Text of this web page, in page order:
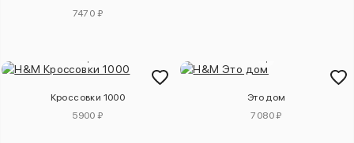
7470 ₽
Кроссовки 1000
5900 ₽
Это дом
7080 ₽